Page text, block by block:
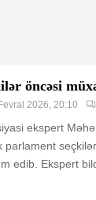
öncəsi
2026, 20:10
ekspert
parlament
edib. Ekspert